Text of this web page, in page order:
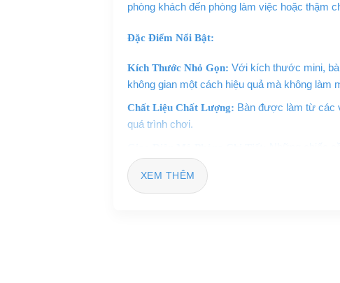
tùy
được
chọn
trên
phòng khách đến phòng làm việc hoặc thậm
Đặc Điểm Nổi Bật:
Kích Thước Nhỏ Gọn: Với kích thước mini,
không gian một cách hiệu quả mà không làm
Chất Liệu Chất Lượng: Bàn được làm từ các
quá trình chơi.
bạn đang tham gia vào một trận đấu bi lắc
Bảng Điều Khiển Linh Hoạt:
XEM THÊM